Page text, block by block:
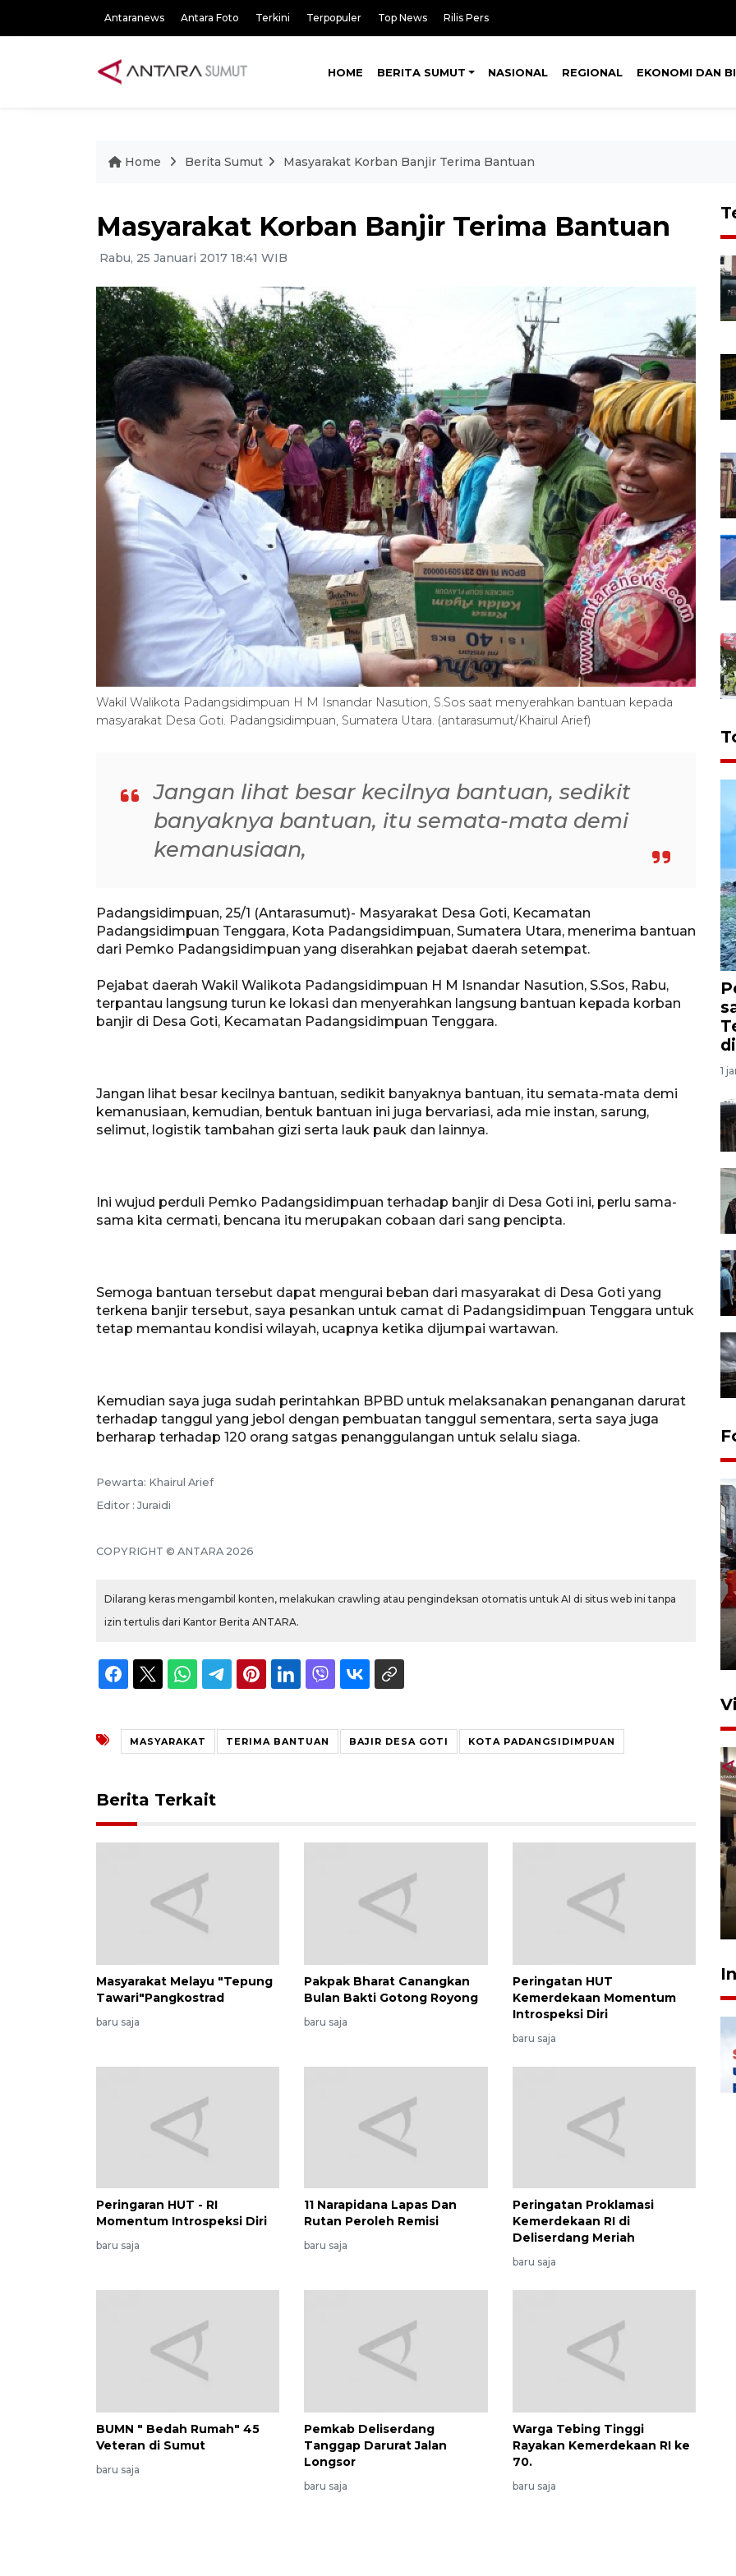
Antaranews Antara Foto Terkini Terpopuler Top News Rilis Pers
HOME BERITA SUMUT NASIONAL REGIONAL EKONOMI DAN
Home Berita Sumut Masyarakat Korban Banjir Terima Bantuan
Masyarakat Korban Banjir Terima Bantuan
Rabu, 25 Januari 2017 18:41 WIB
Wakil Walikota Padangsidimpuan H M Isnandar Nasution, S.Sos saat menyerahkan bantuan kepada
masyarakat Desa Goti. Padangsidimpuan, Sumatera Utara. (antarasumut/Khairul Arief)
Jangan lihat besar kecilnya bantuan, sedikit
banyaknya bantuan, itu semata-mata demi
kemanusiaan,
Padangsidimpuan, 25/1 (Antarasumut)- Masyarakat Desa Goti, Kecamatan
Padangsidimpuan Tenggara, Kota Padangsidimpuan, Sumatera Utara, menerima bantuan
dari Pemko Padangsidimpuan yang diserahkan pejabat daerah setempat.
Pejabat daerah Wakil Walikota Padangsidimpuan H M Isnandar Nasution, S.Sos, Rabu,
terpantau langsung turun ke lokasi dan menyerahkan langsung bantuan kepada korban
banjir di Desa Goti, Kecamatan Padangsidimpuan Tenggara.
Jangan lihat besar kecilnya bantuan, sedikit banyaknya bantuan, itu semata-mata demi
kemanusiaan, kemudian, bentuk bantuan ini juga bervariasi, ada mie instan, sarung,
selimut, logistik tambahan gizi serta lauk pauk dan lainnya.
Ini wujud perduli Pemko Padangsidimpuan terhadap banjir di Desa Goti ini, perlu sama-
sama kita cermati, bencana itu merupakan cobaan dari sang pencipta.
Semoga bantuan tersebut dapat mengurai beban dari masyarakat di Desa Goti yang
terkena banjir tersebut, saya pesankan untuk camat di Padangsidimpuan Tenggara untuk
tetap memantau kondisi wilayah, ucapnya ketika dijumpai wartawan.
Kemudian saya juga sudah perintahkan BPBD untuk melaksanakan penanganan darurat
terhadap tanggul yang jebol dengan pembuatan tanggul sementara, serta saya juga
berharap terhadap 120 orang satgas penanggulangan untuk selalu siaga.
Pewarta: Khairul Arief
Editor : Juraidi
COPYRIGHT © ANTARA 2026
Dilarang keras mengambil konten, melakukan crawling atau pengindeksan otomatis untuk AI di situs web ini tanpa
izin tertulis dari Kantor Berita ANTARA.
MASYARAKAT TERIMA BANTUAN BAJIR DESA GOTI KOTA PADANGSIDIMPUAN
Berita Terkait
Masyarakat Melayu "Tepung
Tawari"Pangkostrad
baru saja
Pakpak Bharat Canangkan
Bulan Bakti Gotong Royong
baru saja
Peringatan HUT
Kemerdekaan Momentum
Introspeksi Diri
baru saja
Peringaran HUT - RI
Momentum Introspeksi Diri
baru saja
11 Narapidana Lapas Dan
Rutan Peroleh Remisi
baru saja
Peringatan Proklamasi
Kemerdekaan RI di
Deliserdang Meriah
baru saja
BUMN " Bedah Rumah" 45
Veteran di Sumut
baru saja
Pemkab Deliserdang
Tanggap Darurat Jalan
Longsor
baru saja
Warga Tebing Tinggi
Rayakan Kemerdekaan RI ke
70.
baru saja
1
Pelaporan SPT Tahunan di
luncurkan program Kodam
Memacu produksi sawit untuk